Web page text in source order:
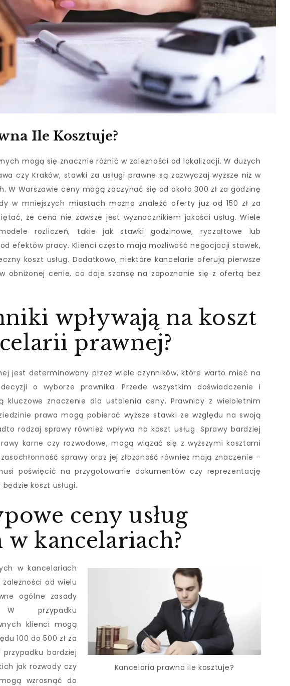
Ile Kosztuje?
mogą się znacznie różnić w zależności od lokalizacji. W dużych
czy Kraków, stawki za usługi prawne są zazwyczaj wyższe niż w
W Warszawie ceny mogą zaczynać się od około 300 zł za godzinę
w mniejszych miastach można znaleźć oferty już od 150 zł za
że cena nie zawsze jest wyznacznikiem jakości usług. Wiele
rozliczeń, takie jak stawki godzinowe, ryczałtowe lub
efektów pracy. Klienci często mają możliwość negocjacji stawek,
koszt usług. Dodatkowo, niektóre kancelarie oferują pierwsze
obniżonej cenie, co daje szansę na zapoznanie się z ofertą bez
wpływają na koszt
prawnej?
jest determinowany przez wiele czynników, które warto mieć na
o wyborze prawnika. Przede wszystkim doświadczenie i
kluczowe znaczenie dla ustalenia ceny. Prawnicy z wieloletnim
prawa mogą pobierać wyższe stawki ze względu na swoją
rodzaj sprawy również wpływa na koszt usług. Sprawy bardziej
karne czy rozwodowe, mogą wiązać się z wyższymi kosztami
sprawy oraz jej złożoność również mają znaczenie –
poświęcić na przygotowanie dokumentów czy reprezentację
koszt usługi.
ceny usług
kancelariach?
Kancelaria prawna ile kosztuje?
w kancelariach
od wielu
ogólne zasady
przypadku
klienci mogą
100 do 500 zł za
bardziej
jak rozwody czy
wzrosnąć do